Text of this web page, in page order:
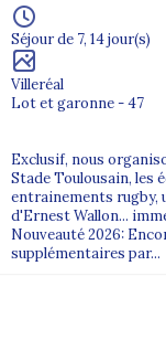
Séjour de 7, 14 jour(s)
Villeréal
Lot et garonne - 47
Exclusif, nous
Stade Toulousain, les
entrainements rugby,
d'Ernest Wallon...
Nouveauté 2026:
supplémentaires par...